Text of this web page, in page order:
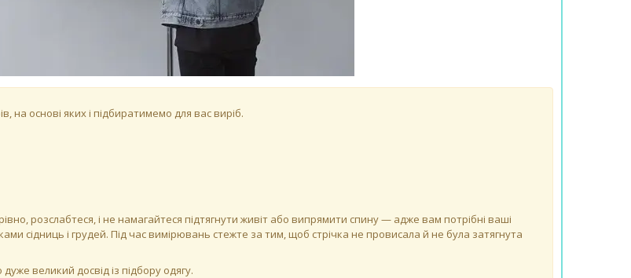
на основі яких і підбиратимемо для вас виріб.
розслабтеся, і не намагайтеся підтягнути живіт або випрямити спину — адже вам потрібні ваші
сідниць і грудей. Під час вимірювань стежте за тим, щоб стрічка не провисала й не була затягнута
великий досвід із підбору одягу.